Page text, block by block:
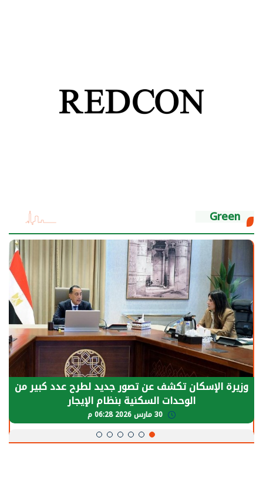
Green
وزيرة الإسكان تكشف عن تصور جديد لطرح عدد كبير من
الوحدات السكنية بنظام الإيجار